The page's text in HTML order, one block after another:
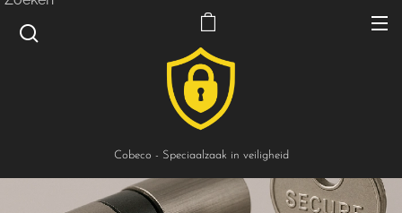
Cobeco - Speciaalzaak in veiligheid